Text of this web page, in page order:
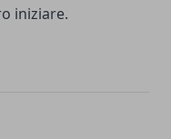
iniziare.